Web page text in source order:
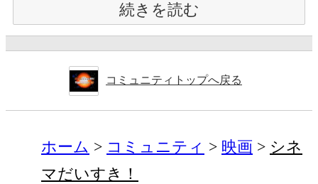
続きを読む
コミュニティトップへ戻る
ホーム コミュニティ 映画
シネ
マだいすき！